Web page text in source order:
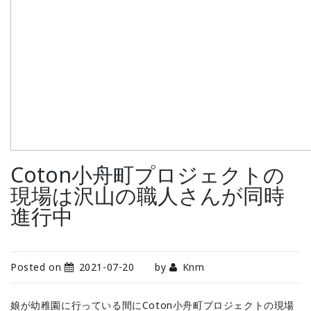
Coton小舟町プロジェクトの
現場は沢山の職人さんが同時
進行中
Posted on 2021-07-20 by Knm
娘が幼稚園に行っている間にCoton小舟町プロジェクトの現場